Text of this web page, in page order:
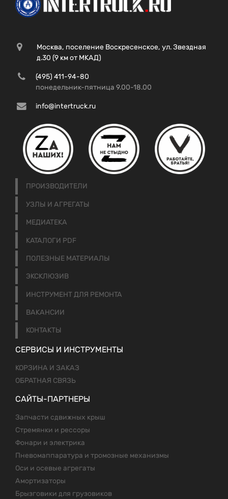
Москва, поселение Воскресенское, ул. Звездная
д.30 (9 км от МКАД)
(495) 411-94-80
понедельник-пятница 9.00-18.00
info@intertruck.ru
ПРОИЗВОДИТЕЛИ
УЗЛЫ И АГРЕГАТЫ
МЕДИАТЕКА
КАТАЛОГИ PDF
ПОЛЕЗНЫЕ МАТЕРИАЛЫ
ЭКСКЛЮЗИВ
ИНСТРУМЕНТ ДЛЯ РЕМОНТА
ВАКАНСИИ
КОНТАКТЫ
СЕРВИСЫ И ИНСТРУМЕНТЫ
КОРЗИНА И ЗАКАЗ
ОБРАТНАЯ СВЯЗЬ
САЙТЫ-ПАРТНЕРЫ
Запчасти сдвижных крыш
Стремянки и рессоры
Фонари и электрика
Пневомаппаратура и тромозные механизмы
Оси и осевые агрегаты
Амортизаторы
Брызговики для грузовиков